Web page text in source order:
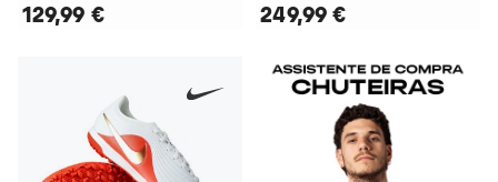
129,99 € 249,99 €